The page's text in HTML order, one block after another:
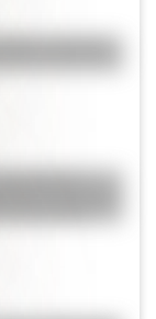
y
primaria